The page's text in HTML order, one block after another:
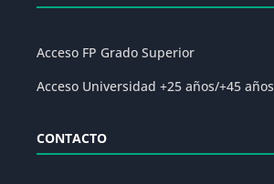
Acceso FP Grado Superior
Acceso Universidad +25 años/+45 años
CONTACTO